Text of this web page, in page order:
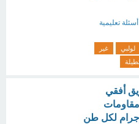
أسئلة تعليمية
لولبي
غير
أفقي
كيلوجرام لكل طن